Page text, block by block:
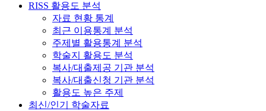
RISS 활용도 분석
자료 현황 통계
최근 이용통계 분석
주제별 활용통계 분석
학술지 활용도 분석
복사/대출제공 기관 분석
복사/대출신청 기관 분석
활용도 높은 주제
최신/인기 학술자료